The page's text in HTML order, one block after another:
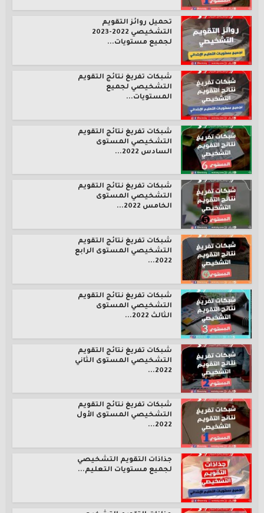
تحميل روائز التقويم
التشخيصي 2022-2023
لجميع مستويات...
شبكات تفريغ نتائج التقويم
التشخيصي لجميع
المستويات...
شبكات تفريغ نتائج التقويم
التشخيصي المستوى
السادس 2022...
شبكات تفريغ نتائج التقويم
التشخيصي المستوى
الخامس 2022...
شبكات تفريغ نتائج التقويم
التشخيصي المستوى الرابع
2022...
شبكات تفريغ نتائج التقويم
التشخيصي المستوى
الثالث 2022...
شبكات تفريغ نتائج التقويم
التشخيصي المستوى الثاني
2022...
شبكات تفريغ نتائج التقويم
التشخيصي المستوى الأول
2022...
جذاذات التقويم التشخيصي
لجميع مستويات التعليم...